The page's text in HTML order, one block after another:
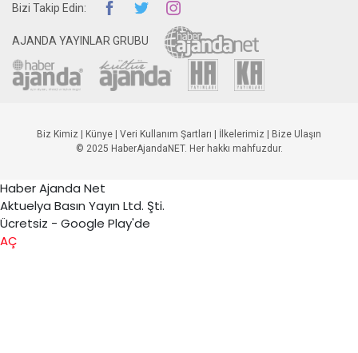
Bizi Takip Edin:
AJANDA YAYINLAR GRUBU
Biz Kimiz Künye Veri Kullanım Şartları İlkelerimiz
Bize Ulaşın
© 2025 HaberAjandaNET. Her hakkı mahfuzdur.
Haber Ajanda Net
Aktuelya Basın Yayın Ltd. Şti.
Ücretsiz - Google Play'de
AÇ